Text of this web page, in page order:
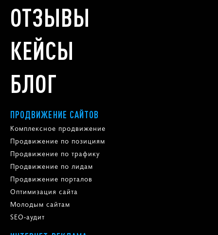
ОТЗЫВЫ
КЕЙСЫ
БЛОГ
ПРОДВИЖЕНИЕ САЙТОВ
Комплексное продвижение
Продвижение по позициям
Продвижение по трафику
Продвижение по лидам
Продвижение порталов
Оптимизация сайта
Молодым сайтам
SEO-аудит